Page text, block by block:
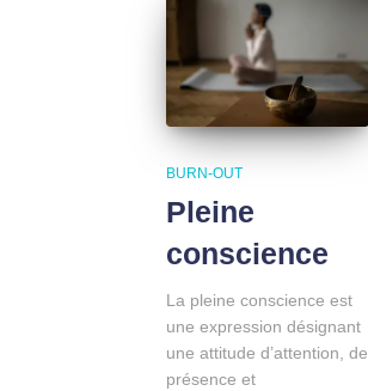
BURN-OUT
Pleine
conscience
La pleine conscience est
une expression désignant
une attitude d’attention, de
présence et